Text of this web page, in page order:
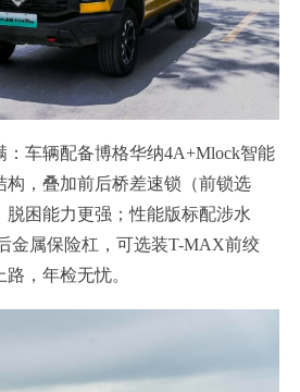
：车辆配备博格华纳4A+Mlock智能
构，叠加前后桥差速锁（前锁选
脱困能力更强；性能版标配涉水
金属保险杠，可选装T-MAX前绞
，年检无忧。